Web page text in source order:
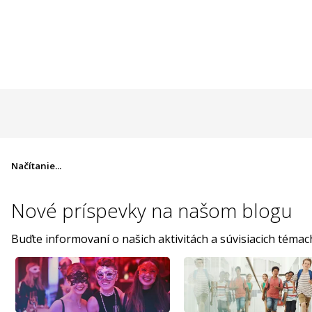
Načítanie...
Nové príspevky na našom blogu
Buďte informovaní o našich aktivitách a súvisiacich